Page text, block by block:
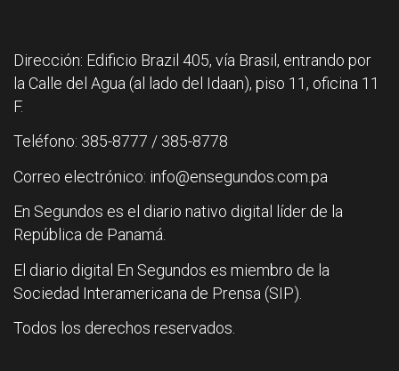
Dirección: Edificio Brazil 405, vía Brasil, entrando por
la Calle del Agua (al lado del Idaan), piso 11, oficina 11
F.
Teléfono: 385-8777 / 385-8778
Correo electrónico: info@ensegundos.com.pa
En Segundos es el diario nativo digital líder de la
República de Panamá.
El diario digital En Segundos es miembro de la
Sociedad Interamericana de Prensa (SIP).
Todos los derechos reservados.